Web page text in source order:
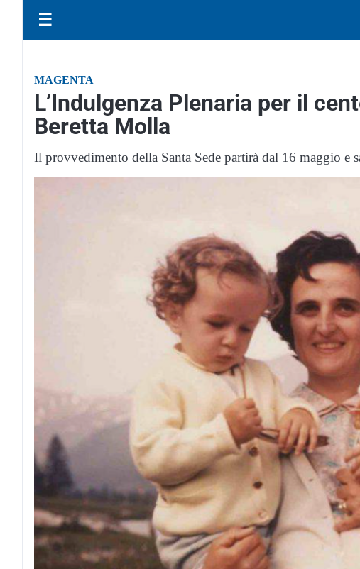
☰
MAGENTA
L’Indulgenza Plenaria per il
Beretta Molla
Il provvedimento della Santa Sede partirà dal 16 maggio e